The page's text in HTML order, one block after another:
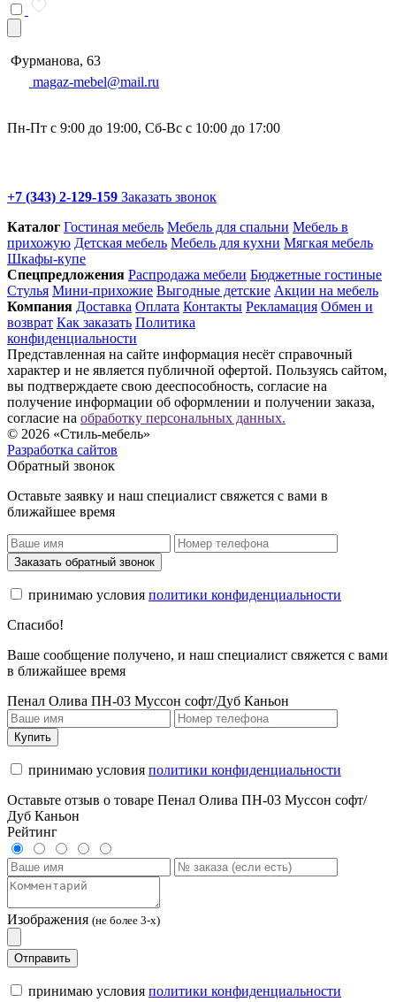
Фурманова, 63
magaz-mebel@mail.ru
Пн-Пт с 9:00 до 19:00, Сб-Вс с 10:00 до 17:00
+7 (343) 2-129-159 Заказать звонок
Каталог Гостиная мебель Мебель для спальни Мебель в
прихожую Детская мебель Мебель для кухни Мягкая мебель
Шкафы-купе
Спец­предложения Распродажа мебели Бюджетные гостиные
Стулья Мини-прихожие Выгодные детские Акции на мебель
Компания Доставка Оплата Контакты Рекламация Обмен и
возврат Как заказать Политика
конфиденциальности
Представленная на сайте информация несёт справочный
характер и не является публичной офертой. Пользуясь сайтом,
вы подтверждаете свою дееспособность, согласие на
получение информации об оформлении и получении заказа,
согласие на обработку персональных данных.
© 2026 «Стиль-мебель»
Разработка сайтов
Обратный звонок
Оставьте заявку и наш специалист свяжется с вами в
ближайшее время
Заказать обратный звонок
принимаю условия политики конфиденциальности
Спасибо!
Ваше сообщение получено, и наш специалист свяжется с вами
в ближайшее время
Пенал Олива ПН-03 Муссон софт/Дуб Каньон
Купить
принимаю условия политики конфиденциальности
Оставьте отзыв о товаре Пенал Олива ПН-03 Муссон софт/
Дуб Каньон
Рейтинг
Изображения (не более 3-х)
Отправить
принимаю условия политики конфиденциальности